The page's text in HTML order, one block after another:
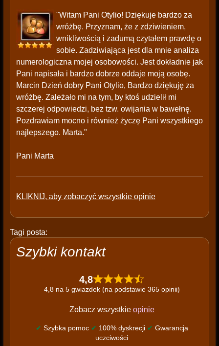
"Witam Pani Otylio! Dziękuje bardzo za
wróżbę. Przyznam, że z zdziwieniem,
wnikliwością i zadumą czytałem prawdę o
sobie. Zadziwiająca jest dla mnie analiza
numerologiczna mojej osobowości. Jest dokładnie jak
Pani napisała i bardzo dobrze oddaje moją osobę.
Marcin Dzień dobry Pani Otylio, Bardzo dziękuję za
wróżbę. Zależało mi na tym, by ktoś udzielił mi
szczerej odpowiedzi, bez tzw. owijania w bawełnę.
Pozdrawiam mocno i również życzę Pani wszystkiego
najlepszego. Marta."
Pani Marta
KLIKNIJ, aby zobaczyć wszystkie opinie
Tagi posta:
Szybki kontakt
4,8
4,8 na 5 gwiazdek (na podstawie 365 opinii)
Zobacz wszystkie opinie
✔ Szybka pomoc ✔ 100% dyskrecji ✔ Gwarancja
uczciwości